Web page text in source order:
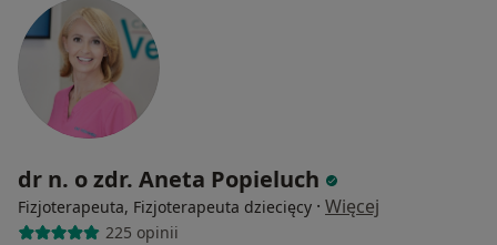
dr n. o zdr. Aneta Popieluch
Fizjoterapeuta, Fizjoterapeuta dziecięcy · Więcej
225 opinii